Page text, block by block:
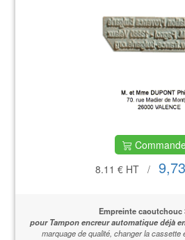
8.11 € HT/
Empreinte caoutchouc
pour Tampon encreur automatique déjà
marquage de qualité, changer la cassette